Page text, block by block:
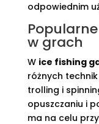
odpowiednim
w grach
W ice fishing
różnych
trolling i
opuszczaniu i
ma na celu